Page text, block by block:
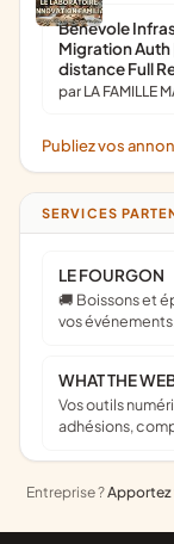
Bénévole
Migration
distance Full
par LA FAMILLE
Publiez vos
SERVICES
LE FOURGON
🚚 Boissons et épicerie consignées, livrées et reprises pour
vos
WHAT THE
Vos outils numériques au service de votre mission : site web,
adhésions,
Entreprise ?Apportez